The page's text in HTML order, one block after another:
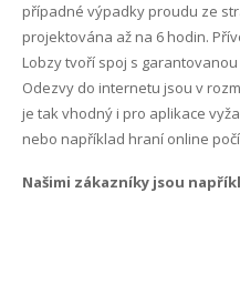
Internet Plzeň-Bručná
Internet Plzeň-centrum
Internet Plzeň-Černice
Internet Plzeň-Červený
případné výpadky proudu ze
projektována až na 6 hodin.
Lobzy tvoří spoj s
Odezvy do internetu jsou v
je tak vhodný i pro aplikace
nebo například hraní online
Našimi zákazníky jsou